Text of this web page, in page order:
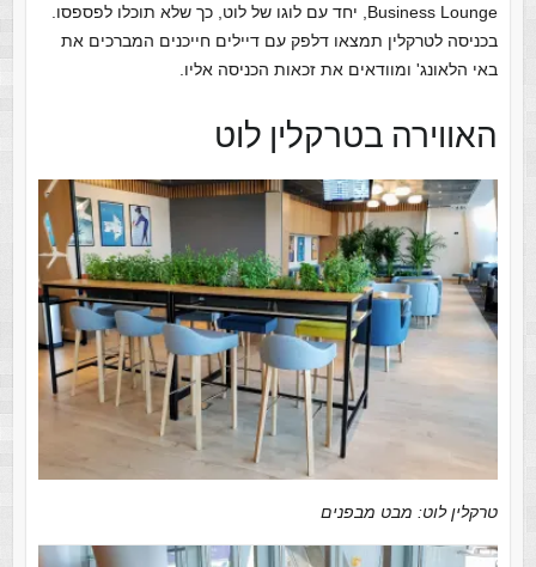
Business Lounge, יחד עם לוגו של לוט, כך שלא תוכלו לפספסו.
בכניסה לטרקלין תמצאו דלפק עם דיילים חייכנים המברכים את
באי הלאונג' ומוודאים את זכאות הכניסה אליו.
האווירה בטרקלין לוט
טרקלין לוט: מבט מבפנים